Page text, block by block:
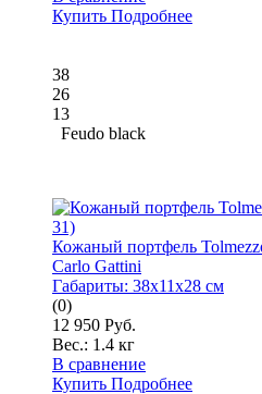
Купить Подробнее
38
26
13
Feudo black
Кожаный портфель
Carlo Gattini
Габариты: 38x11x28 см
(0)
12 950 Руб.
Вес.: 1.4 кг
В сравнение
Купить Подробнее